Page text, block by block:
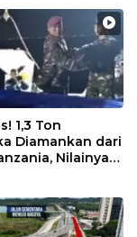
1,3 Ton
Diamankan dari
Nilainya